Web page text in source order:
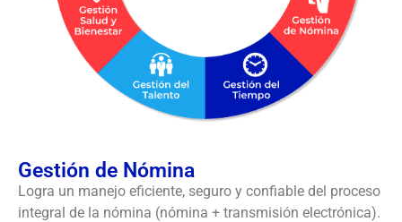
Gestión de Nómina
Logra un manejo eficiente, seguro y confiable del proceso
integral de la nómina (nómina + transmisión electrónica).